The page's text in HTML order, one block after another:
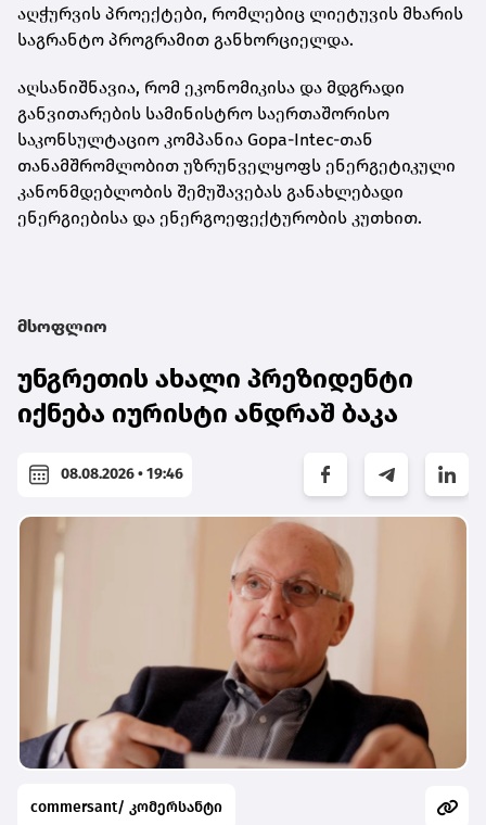
აღჭურვის პროექტები, რომლებიც ლიეტუვის მხარის
საგრანტო პროგრამით განხორციელდა.
აღსანიშნავია, რომ ეკონომიკისა და მდგრადი
განვითარების სამინისტრო საერთაშორისო
საკონსულტაციო კომპანია Gopa-Intec-თან
თანამშრომლობით უზრუნველყოფს ენერგეტიკული
კანონმდებლობის შემუშავებას განახლებადი
ენერგიებისა და ენერგოეფექტურობის კუთხით.
მსოფლიო
უნგრეთის ახალი პრეზიდენტი
იქნება იურისტი ანდრაშ ბაკა
08.08.2026 • 19:46
commersant/ კომერსანტი